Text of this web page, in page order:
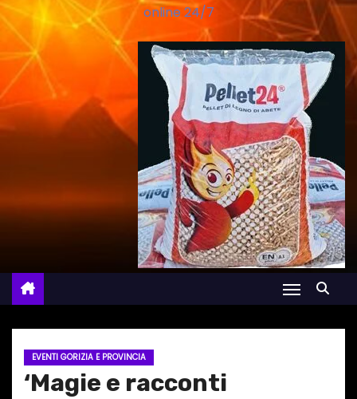
online 24/7
EVENTI GORIZIA E PROVINCIA
‘Magie e racconti